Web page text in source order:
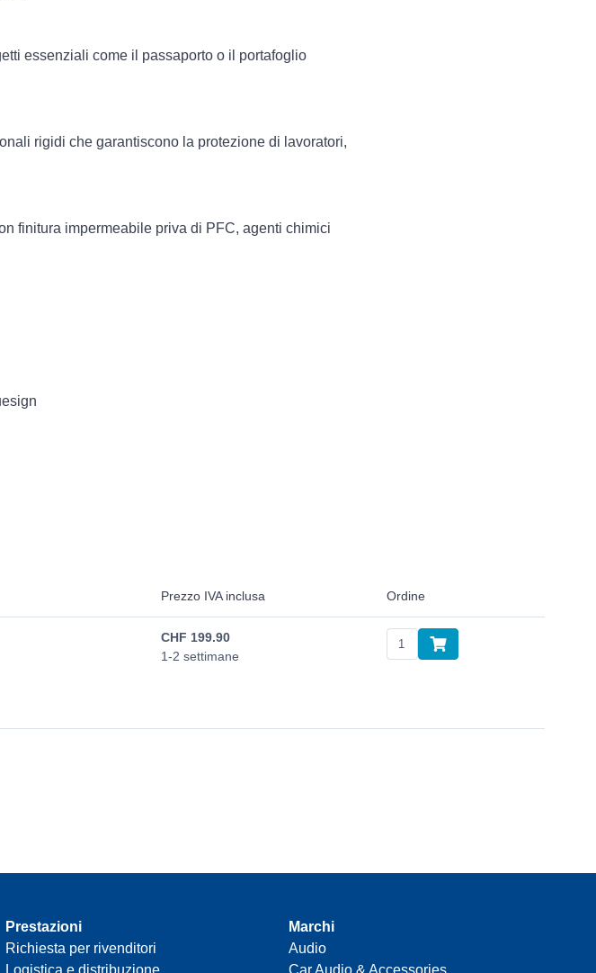
essenziali come il passaporto o il portafoglio
rigidi che garantiscono la protezione di lavoratori,
finitura impermeabile priva di PFC, agenti chimici
Prezzo IVA inclusa Ordine
CHF 199.90
1-2 settimane
Prestazioni
Richiesta per rivenditori
Marchi
Audio